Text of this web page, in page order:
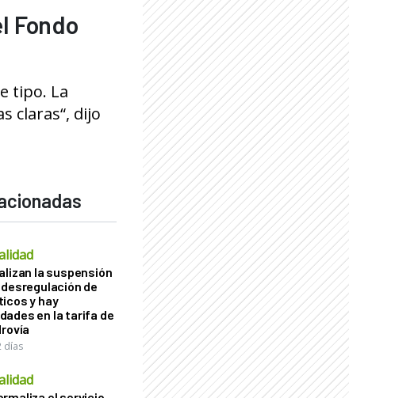
Fondo
tipo. La
claras“, dijo
la suspensión
desregulación de
y hay
en la tarifa de
días